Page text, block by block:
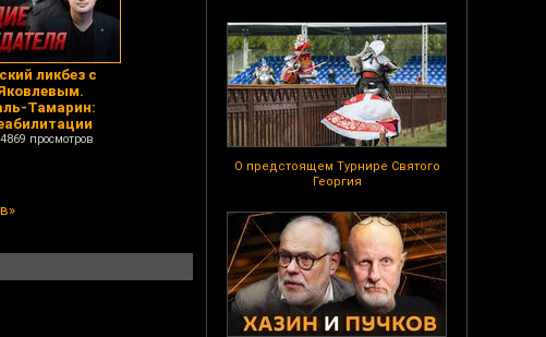
О предстоящем Турнире Святого
Георгия
ликбез с
Тамарин:
просмотров